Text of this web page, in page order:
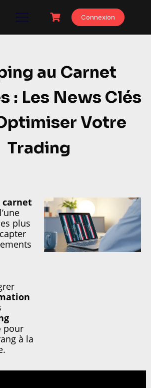
Connexion
au Carnet
: Les News Clés
Votre
Trading
carnet
plus
pour
à la